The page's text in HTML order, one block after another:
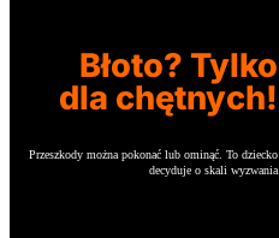
Błoto? Tylko
dla chętnych!
Przeszkody można pokonać lub ominąć. To dziecko
decyduje o skali wyzwania